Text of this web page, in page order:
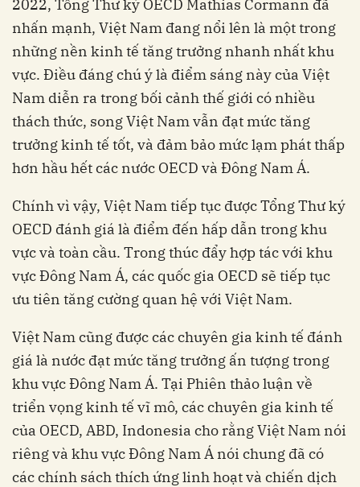
2022, Tổng Thư ký OECD Mathias Cormann đã
nhấn mạnh, Việt Nam đang nổi lên là một trong
những nền kinh tế tăng trưởng nhanh nhất khu
vực. Điều đáng chú ý là điểm sáng này của Việt
Nam diễn ra trong bối cảnh thế giới có nhiều
thách thức, song Việt Nam vẫn đạt mức tăng
trưởng kinh tế tốt, và đảm bảo mức lạm phát thấp
hơn hầu hết các nước OECD và Đông Nam Á.
Chính vì vậy, Việt Nam tiếp tục được Tổng Thư ký
OECD đánh giá là điểm đến hấp dẫn trong khu
vực và toàn cầu. Trong thúc đẩy hợp tác với khu
vực Đông Nam Á, các quốc gia OECD sẽ tiếp tục
ưu tiên tăng cường quan hệ với Việt Nam.
Việt Nam cũng được các chuyên gia kinh tế đánh
giá là nước đạt mức tăng trưởng ấn tượng trong
khu vực Đông Nam Á. Tại Phiên thảo luận về
triển vọng kinh tế vĩ mô, các chuyên gia kinh tế
của OECD, ABD, Indonesia cho rằng Việt Nam nói
riêng và khu vực Đông Nam Á nói chung đã có
các chính sách thích ứng linh hoạt và chiến dịch